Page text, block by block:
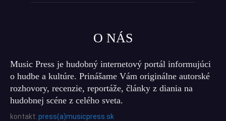
O NÁS
Music Press je hudobný internetový portál informujúci
o hudbe a kultúre. Prinášame Vám originálne autorské
rozhovory, recenzie, reportáže, články z diania na
hudobnej scéne z celého sveta.
kontakt: press(a)musicpress.sk